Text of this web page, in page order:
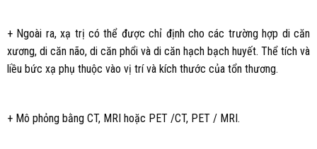
+ Ngoài ra, xạ trị có thể được chỉ định cho các trường hợp di căn
xương, di căn não, di căn phổi và di căn hạch bạch huyết. Thể tích và
liều bức xạ phụ thuộc vào vị trí và kích thước của tổn thương.
+ Mô phỏng bằng CT, MRI hoặc PET /CT, PET / MRI.